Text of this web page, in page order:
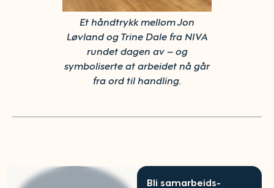
Et håndtrykk mellom Jon
Løvland og Trine Dale fra NIVA
rundet dagen av – og
symboliserte at arbeidet nå går
fra ord til handling.
Bli samarbeids-